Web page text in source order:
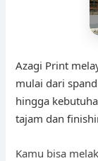
Azagi Print
mulai dari
hingga
tajam dan
Kamu bisa